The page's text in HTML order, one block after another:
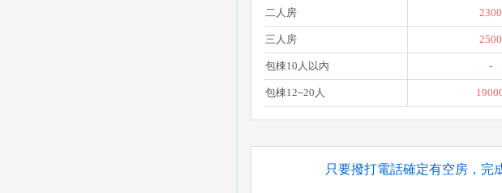
二人房 2300
三人房 2500
包棟10人以內 -
包棟12~20人
只要撥打電話確定有空房，完